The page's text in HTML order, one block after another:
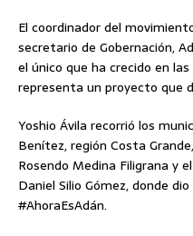
El coordinador del
secretario de Gobernación,
el único que ha crecido en
representa un proyecto que
Yoshio Ávila recorrió los
Benítez, región Costa
Rosendo Medina Filigrana y
Daniel Silio Gómez, donde
#AhoraEsAdán.